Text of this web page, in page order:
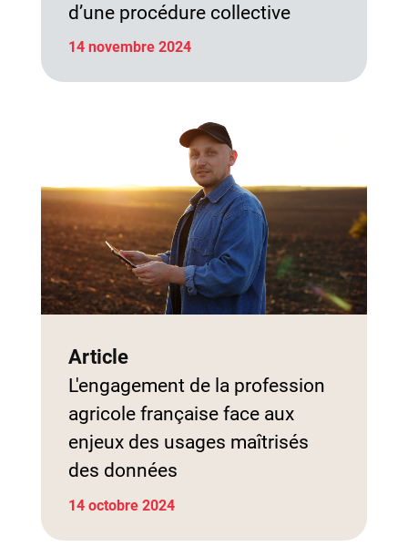
d’une procédure collective
14 novembre 2024
Article
L'engagement de la profession
agricole française face aux
enjeux des usages maîtrisés
des données
14 octobre 2024